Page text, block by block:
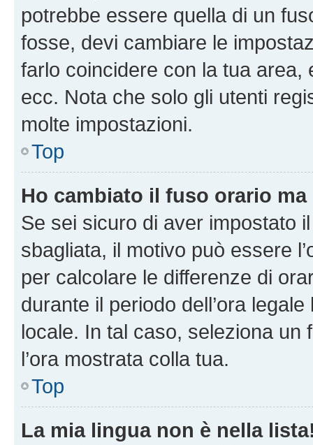
potrebbe essere quella di un
fosse, devi cambiare le
farlo coincidere con la tua area,
ecc. Nota che solo gli utenti
molte impostazioni.
Top
Ho cambiato il fuso orario ma
Se sei sicuro di aver impostato
sbagliata, il motivo può essere
per calcolare le differenze di
durante il periodo dell’ora
locale. In tal caso, seleziona
l’ora mostrata colla tua.
Top
La mia lingua non è nella